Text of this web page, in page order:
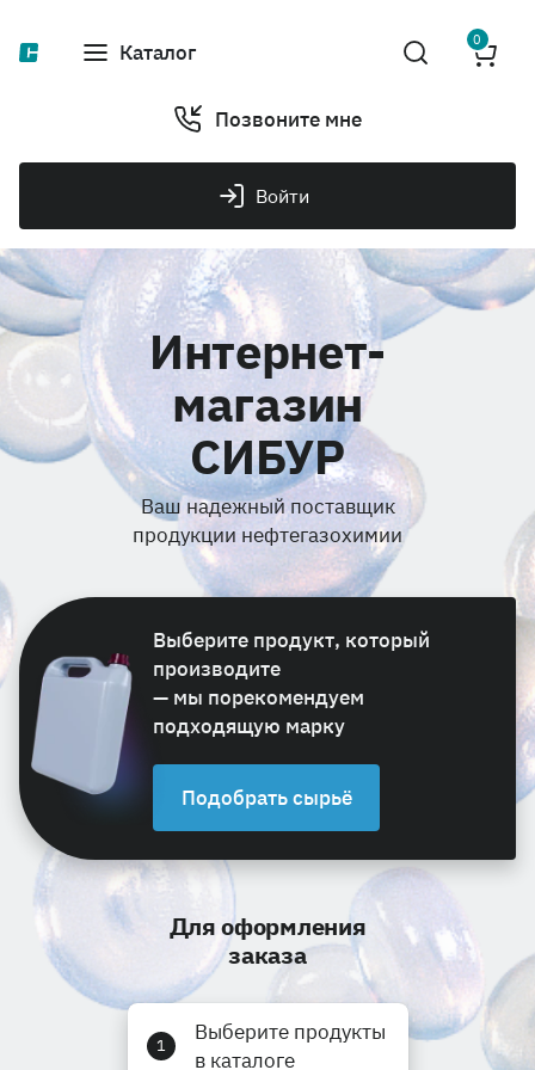
Каталог 0
Позвоните мне
Войти
Интернет-
магазин
СИБУР
Ваш надежный поставщик
продукции нефтегазохимии
Для оформления
заказа
1
Выберите продукты
в каталоге
Выберите продукт, который
производите
— мы порекомендуем
подходящую марку
Подобрать сырьё